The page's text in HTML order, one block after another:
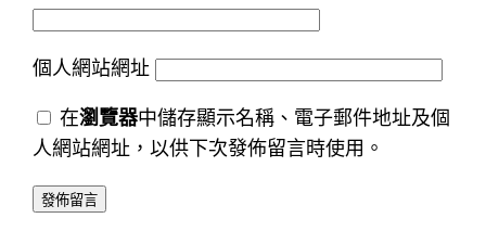
個人網站網址
在瀏覽器中儲存顯示名稱、電子郵件地址及個
人網站網址，以供下次發佈留言時使用。